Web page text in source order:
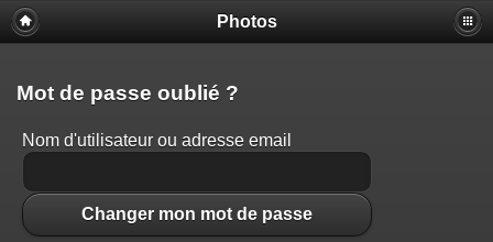
Photos
Mot de passe oublié ?
Nom d'utilisateur ou adresse email
Changer mon mot de passe